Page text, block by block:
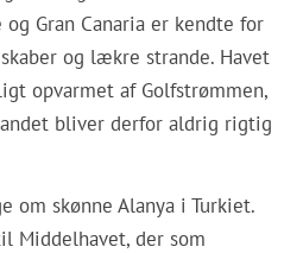
Gran Canaria er kendte for
og lækre strande. Havet
opvarmet af Golfstrømmen,
bliver derfor aldrig rigtig
om skønne Alanya i Turkiet.
Middelhavet, der som